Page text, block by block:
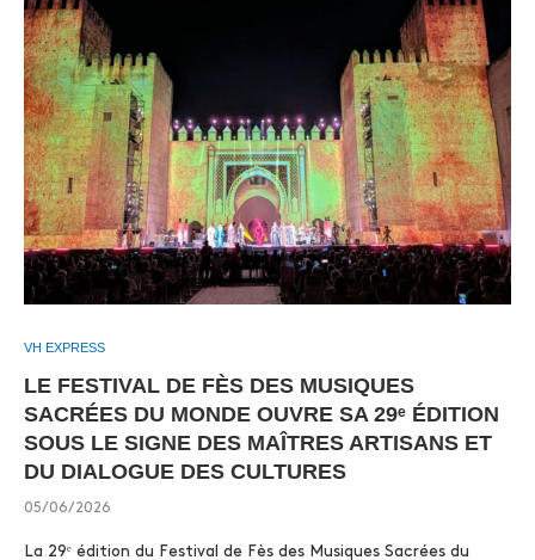
VH EXPRESS
LE FESTIVAL DE FÈS DES MUSIQUES
SACRÉES DU MONDE OUVRE SA 29ᵉ ÉDITION
SOUS LE SIGNE DES MAÎTRES ARTISANS ET
DU DIALOGUE DES CULTURES
05/06/2026
La 29ᵉ édition du Festival de Fès des Musiques Sacrées du